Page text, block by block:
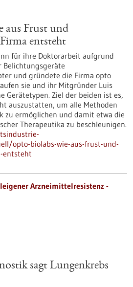
aus Frust und
entsteht
für ihre Doktorarbeit aufgrund
Belichtungsgeräte
und gründete die Firma opto
sie und ihr Mitgründer Luis
Gerätetypen. Ziel der beiden ist es,
auszustatten, um alle Methoden
zu ermöglichen und damit etwa die
Therapeutika zu beschleunigen.
opto-biolabs-wie-aus-frust-und-
entsteht
Arzneimittelresistenz -
sagt Lungenkrebs